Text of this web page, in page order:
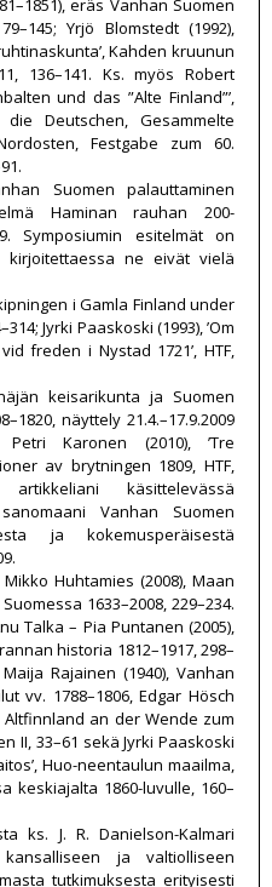
eräs Vanhan Suomen
Yrjö Blomstedt (1992),
Kahden kruunun
136–141. Ks. myös Robert
und das ”Alte Finland”’,
Deutschen, Gesammelte
Festgabe zum 60.
Suomen palauttaminen
Haminan rauhan 200-
Symposiumin esitelmät on
ne eivät vielä
i Gamla Finland under
Jyrki Paaskoski (1993), ’Om
freden i Nystad 1721’, HTF,
keisarikunta ja Suomen
näyttely 21.4.–17.9.2009
Karonen (2010), ’Tre
av brytningen 1809, HTF,
käsittelevässä
Vanhan Suomen
ja kokemusperäisestä
Huhtamies (2008), Maan
1633–2008, 229–234.
Talka – Pia Puntanen (2005),
historia 1812–1917, 298–
Rajainen (1940), Vanhan
vv. 1788–1806, Edgar Hösch
Altfinnland an der Wende zum
II, 33–61 sekä Jyrki Paaskoski
Huo-neentaulun maailma,
keskiajalta 1860-luvulle, 160–
ks. J. R. Danielson-Kalmari
ja valtiolliseen
tutkimuksesta erityisesti